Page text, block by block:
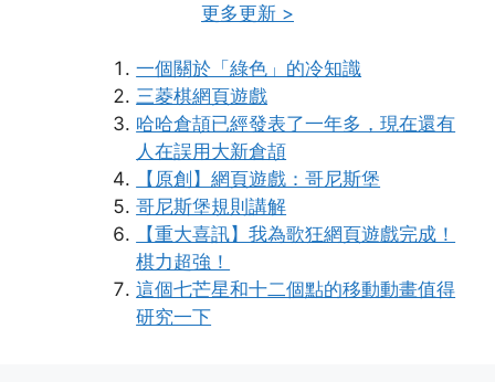
更多更新 >
一個關於「綠色」的冷知識
三菱棋網頁遊戲
哈哈倉頡已經發表了一年多，現在還有
人在誤用大新倉頡
【原創】網頁遊戲：哥尼斯堡
哥尼斯堡規則講解
【重大喜訊】我為歌狂網頁遊戲完成！
棋力超強！
這個七芒星和十二個點的移動動畫值得
研究一下